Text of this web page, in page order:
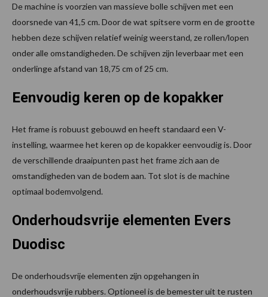
De machine is voorzien van massieve bolle schijven met een
doorsnede van 41,5 cm. Door de wat spitsere vorm en de grootte
hebben deze schijven relatief weinig weerstand, ze rollen/lopen
onder alle omstandigheden. De schijven zijn leverbaar met een
onderlinge afstand van 18,75 cm of 25 cm.
Eenvoudig keren op de kopakker
Het frame is robuust gebouwd en heeft standaard een V-
instelling, waarmee het keren op de kopakker eenvoudig is. Door
de verschillende draaipunten past het frame zich aan de
omstandigheden van de bodem aan. Tot slot is de machine
optimaal bodemvolgend.
Onderhoudsvrije elementen Evers
Duodisc
De onderhoudsvrije elementen zijn opgehangen in
onderhoudsvrije rubbers. Optioneel is de bemester uit te rusten